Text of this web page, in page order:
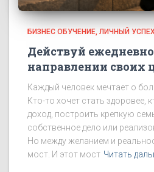
БИЗНЕС ОБУЧЕНИЕ ЛИЧНЫЙ УСПЕХ
Действуй
направлении своих
Каждый человек мечтает о
Кто-то хочет стать здоровее,
доход, построить крепкую
собственное дело или
Но между желанием и
мост. И этот мост Читать